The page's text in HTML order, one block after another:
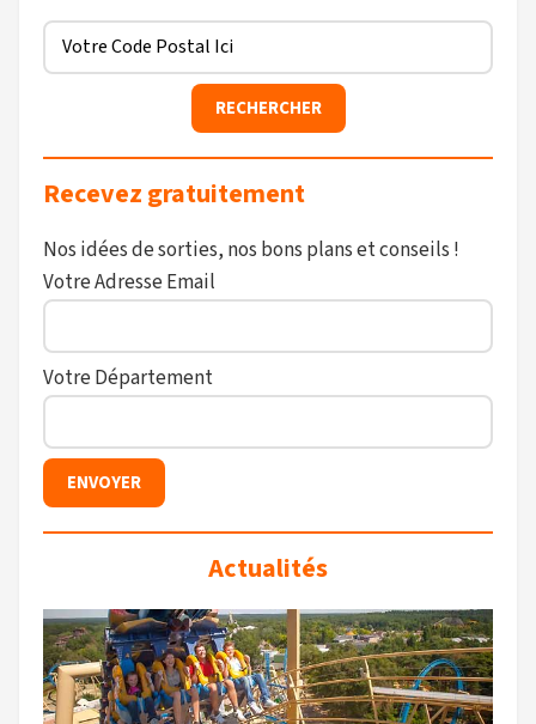
Recevez gratuitement
Nos idées de sorties, nos bons plans et conseils !
Votre Adresse Email
Votre Département
Actualités